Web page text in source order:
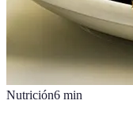
Nutrición6 min